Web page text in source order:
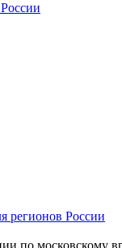
регионов России
по московскому